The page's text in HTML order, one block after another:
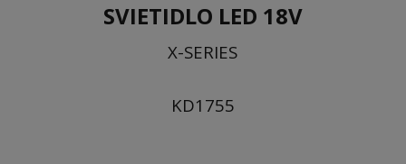
SVIETIDLO LED 18V
X-SERIES
KD1755